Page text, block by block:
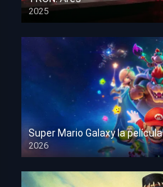
2025
HD 1080p
Super Mario Galaxy la película
2026
HD 1080p